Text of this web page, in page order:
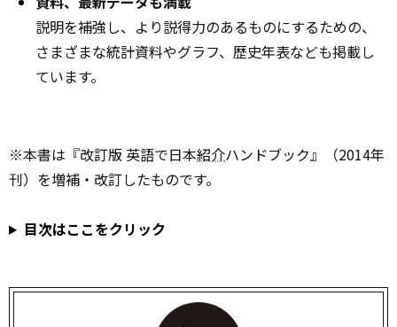
説明を補強し、より説得力のあるものにするための、
さまざまな統計資料やグラフ、歴史年表なども掲載し
ています。
※本書は『改訂版 英語で日本紹介ハンドブック』（2014年
刊）を増補・改訂したものです。
目次はここをクリック